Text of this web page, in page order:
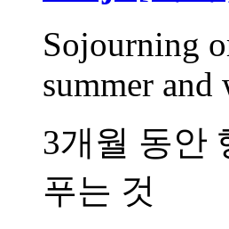
Sojourning
summer
3개월 동안
푸는 것